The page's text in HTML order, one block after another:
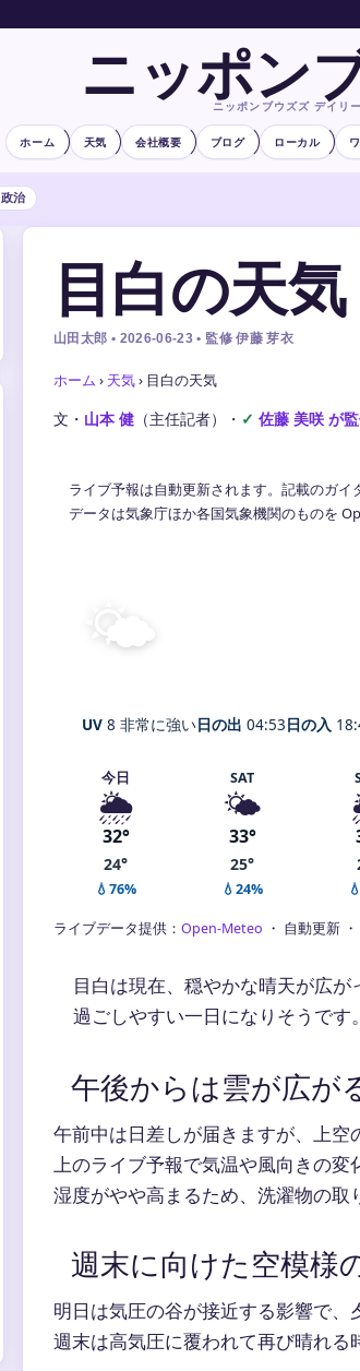
ニッポン
ニッポンブウズズ デイリ
ホーム 天気 会社概要 ブログ ローカル
政治
目白の天気
山田太郎 • 2026-06-23 • 監修 伊藤 芽衣
ホーム › 天気› 目白の天気
文・ 山本 健 （主任記者） ・ 佐藤 美咲 が
ライブ予報は自動更新されます。記載のガイ
データは気象庁ほか各国気象機関のものを
🌤️
UV 8 非常に強い日の出 04:53日の入
今日
🌦️
32°
24°
💧76%
SAT
🌤️
33°
25°
💧24%
ライブデータ提供： Open-Meteo ・ 自動更新 ・
目白は現在、穏やかな晴天が広が
過ごしやすい一日になりそうです。
午後からは雲が広が
午前中は日差しが届きますが、上空
上のライブ予報で気温や風向きの変
湿度がやや高まるため、洗濯物の取
週末に向けた空模様
明日は気圧の谷が接近する影響で、
週末は高気圧に覆われて再び晴れ